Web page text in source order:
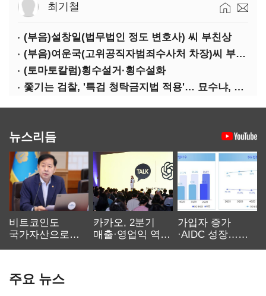
최기철
(부음)설창일(법무법인 정도 변호사) 씨 부친상
(부음)여운국(고위공직자범죄수사처 차장)씨 부친상
(토마토칼럼)횡수설거·횡수설화
쫓기는 검찰, '특검 청탁금지법 적용'… 묘수냐, 무리수냐
뉴스리듬
비트코인도
국가자산으로…'
카카오, 2분기
매출·영업익 역대
가입자 증가
·AIDC 성장…
주요 뉴스